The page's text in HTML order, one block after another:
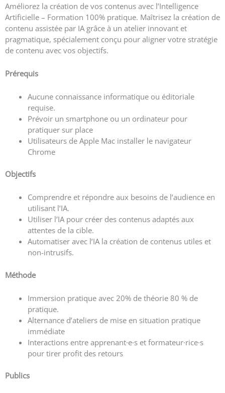
Améliorez la création de vos contenus avec l’Intelligence
Artificielle – Formation 100% pratique. Maîtrisez la création de
contenu assistée par IA grâce à un atelier innovant et
pragmatique, spécialement conçu pour aligner votre stratégie
de contenu avec vos objectifs.
Prérequis
Aucune connaissance informatique ou éditoriale
requise.
Prévoir un smartphone ou un ordinateur pour
pratiquer sur place
Utilisateurs de Apple Mac installer le navigateur
Chrome
Objectifs
Comprendre et répondre aux besoins de l’audience en
utilisant l’IA.
Utiliser l’IA pour créer des contenus adaptés aux
attentes de la cible.
Automatiser avec l’IA la création de contenus utiles et
non-intrusifs.
Méthode
Immersion pratique avec 20% de théorie 80 % de
pratique.
Alternance d’ateliers de mise en situation pratique
immédiate
Interactions entre apprenant·e·s et formateur·rice·s
pour tirer profit des retours
Publics